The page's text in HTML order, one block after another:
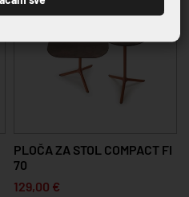
PLOČA ZA STOL COMPACT FI
70
129,00 €